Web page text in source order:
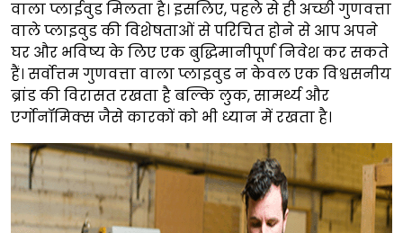
वाला प्लाईवुड मिलता है। इसलिए, पहले से ही अच्छी गुणवत्ता
वाले प्लाइवुड की विशेषताओं से परिचित होने से आप अपने
घर और भविष्य के लिए एक बुद्धिमानीपूर्ण निवेश कर सकते
हैं। सर्वोत्तम गुणवत्ता वाला प्लाइवुड न केवल एक विश्वसनीय
ब्रांड की विरासत रखता है बल्कि लुक, सामर्थ्य और
एर्गोनॉमिक्स जैसे कारकों को भी ध्यान में रखता है।